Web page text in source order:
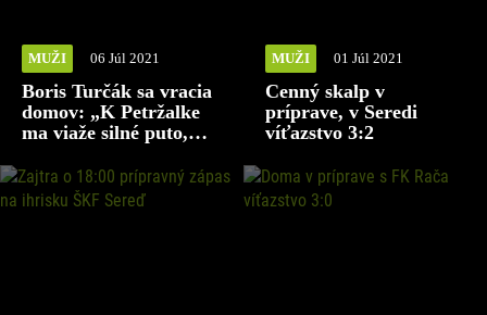
MUŽI 06 Júl 2021
Boris Turčák sa vracia
domov: „K Petržalke
ma viaže silné puto,
tu.“
MUŽI 01 Júl 2021
Cenný skalp v
príprave, v Seredi
víťazstvo 3:2